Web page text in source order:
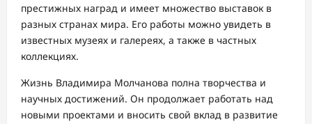
престижных наград и имеет множество выставок в
разных странах мира. Его работы можно увидеть в
известных музеях и галереях, а также в частных
коллекциях.
Жизнь Владимира Молчанова полна творчества и
научных достижений. Он продолжает работать над
новыми проектами и вносить свой вклад в развитие